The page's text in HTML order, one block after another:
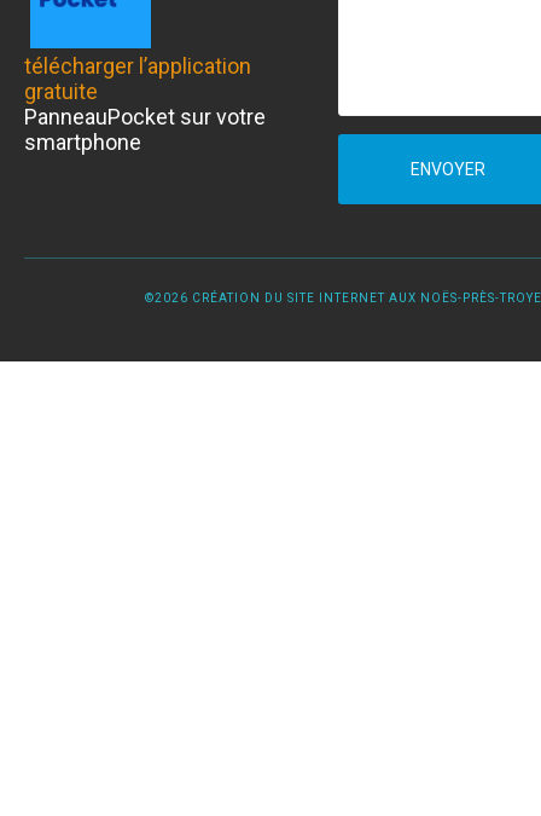
télécharger l’application
gratuite
PanneauPocket sur votre
smartphone
ENVOYER
©2026 CRÉATION DU SITE INTERNET AUX NOËS-PRÈS-